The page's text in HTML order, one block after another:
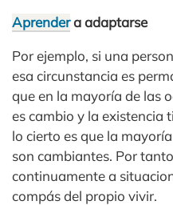
Aprendera adaptarse
Por ejemplo, si una
esa circunstancia es
que en la mayoría de las
es cambio y la existencia
lo cierto es que la
son cambiantes. Por
continuamente a
compás del propio vivir.